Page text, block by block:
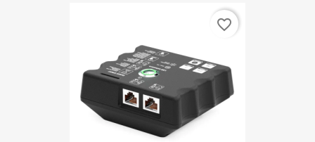
favorite_border